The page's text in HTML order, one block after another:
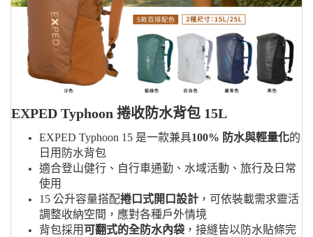
EXPED Typhoon 捲收防水背包 15L
EXPED Typhoon 15 是一款兼具100% 防水與輕量化的
日用防水背包
適合登山健行、自行車通勤、水域活動、旅行及日常
使用
15 公升容量搭配捲口式開口設計 ，可依裝載需求靈活
調整收納空間，應對各種戶外情境
背包採用 可翻式的全防水內袋 ，接縫皆以防水貼條完